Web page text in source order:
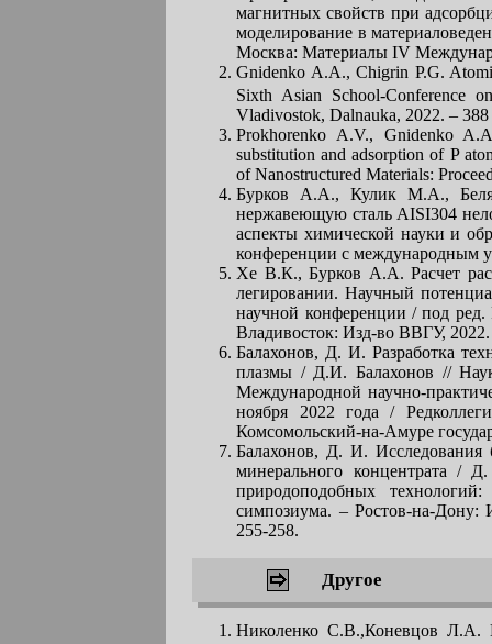
магнитных свойств при
моделирование в
Москва: Материалы IV
Gnidenko A.A., Chigrin P.G.
Sixth Asian School-Conference
Vladivostok, Dalnauka, 2022. – 388
Prokhorenko A.V., Gnidenko
substitution and adsorption of P
of Nanostructured Materials:
Бурков А.А., Кулик М.А., Беля
нержавеющую сталь AISI304
аспекты химической науки и
конференции с международным
Хе В.К., Бурков А.А. Расчет
легировании. Научный
научной конференции / под ред.
Владивосток: Изд-во ВВГУ,
Балахонов, Д. И. Разработка
плазмы / Д.И. Балахонов //
Международной научно-
ноября 2022 года /
Комсомольский-на-Амуре
Балахонов, Д. И. Исследования
минерального концентрата /
природоподобных
симпозиума. – Ростов-на-Дону:
255-258.
Другое
Николенко С.В.,Коневцов Л.А.